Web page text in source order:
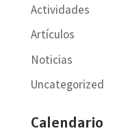
Actividades
Artículos
Noticias
Uncategorized
Calendario